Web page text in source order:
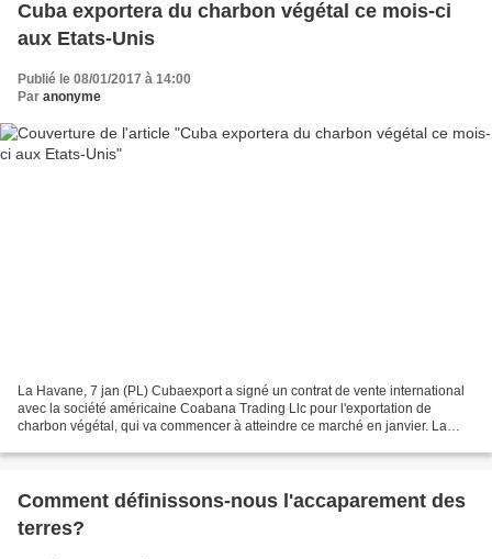
Cuba exportera du charbon végétal ce mois-ci
aux Etats-Unis
Publié le 08/01/2017 à 14:00
Par anonyme
La Havane, 7 jan (PL) Cubaexport a signé un contrat de vente international
avec la société américaine Coabana Trading Llc pour l'exportation de
charbon végétal, qui va commencer à atteindre ce marché en janvier. La
Comment définissons-nous l'accaparement des
terres?